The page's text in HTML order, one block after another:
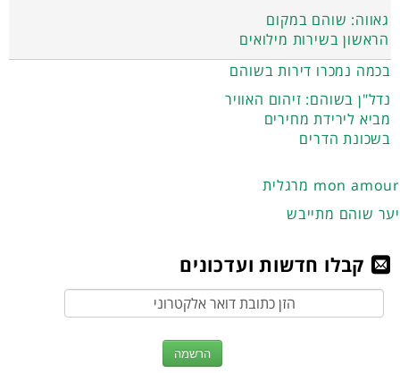
גאווה: שוהם במקום
הראשון בשירות מילואים
בכמה נמכרו דירות בשוהם
נדל"ן בשוהם: זיהום האוויר
מביא לירידת מחירים
בשכונת הדרים
מרגלית mon amour
יער שוהם מתייבש
קבלו חדשות ועדכונים